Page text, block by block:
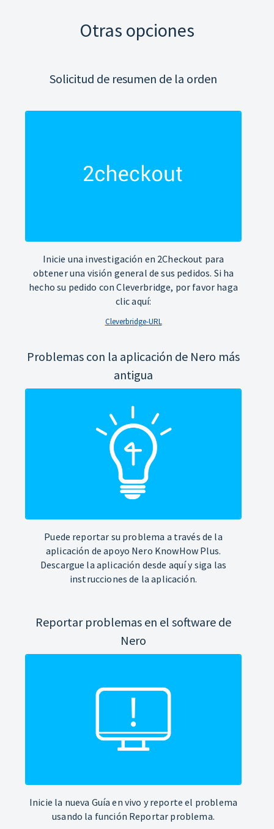
Otras opciones
Solicitud de resumen de la orden
Inicie una investigación en 2Checkout para
obtener una visión general de sus pedidos. Si ha
hecho su pedido con Cleverbridge, por favor haga
clic aquí:
Cleverbridge-URL
Problemas con la aplicación de Nero más
antigua
Puede reportar su problema a través de la
aplicación de apoyo Nero KnowHow Plus.
Descargue la aplicación desde aquí y siga las
instrucciones de la aplicación.
Reportar problemas en el software de
Nero
Inicie la nueva Guía en vivo y reporte el problema
usando la función Reportar problema.